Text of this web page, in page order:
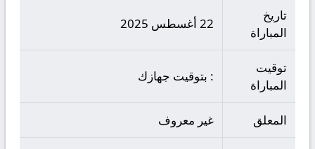
تاريخ
المباراة
22 أغسطس 2025
توقيت
المباراة
: بتوقيت جهازك
المعلق غير معروف